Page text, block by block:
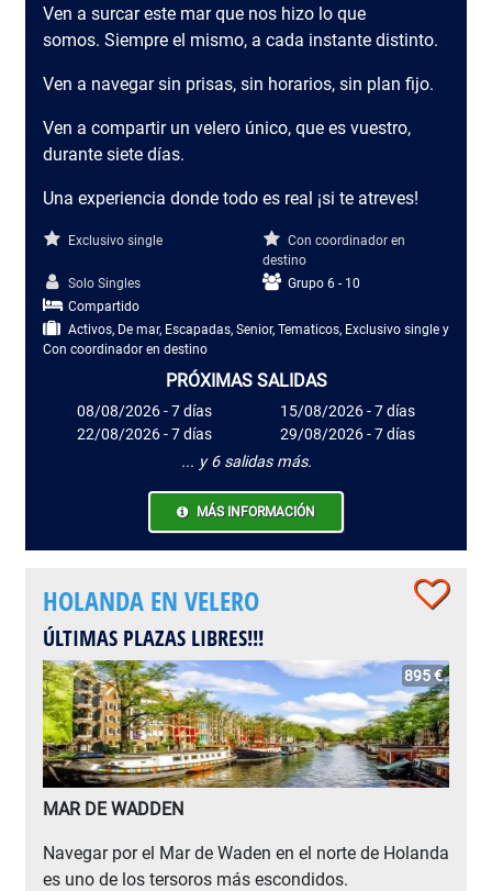
Ven a surcar este mar que nos hizo lo que
somos. Siempre el mismo, a cada instante distinto.
Ven a navegar sin prisas, sin horarios, sin plan fijo.
Ven a compartir un velero único, que es vuestro,
durante siete días.
Una experiencia donde todo es real ¡si te atreves!
Exclusivo single
Con coordinador en
destino
Solo Singles
Grupo 6 - 10
Compartido
Activos, De mar, Escapadas, Senior, Tematicos, Exclusivo single y
Con coordinador en destino
PRÓXIMAS SALIDAS
08/08/2026 - 7 días
15/08/2026 - 7 días
22/08/2026 - 7 días
29/08/2026 - 7 días
... y 6 salidas más.
MÁS INFORMACIÓN
HOLANDA EN VELERO
ÚLTIMAS PLAZAS LIBRES!!!
895 €
MAR DE WADDEN
Navegar por el Mar de Waden en el norte de Holanda
es uno de los tersoros más escondidos.